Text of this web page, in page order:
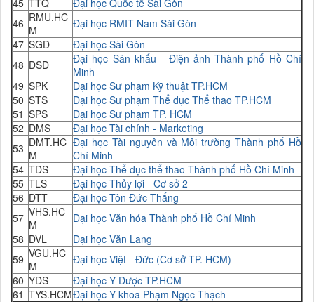
46 RMU.HC
M
Đại học RMIT Nam Sài Gòn
47 SGD
Đại học Sài Gòn
48 DSD
Đại học Sân khấu - Điện ảnh Thành phố Hồ Chí
Minh
49 SPK
Đại học Sư phạm Kỹ thuật TP.HCM
50 STS
Đại học Sư phạm Thể dục Thể thao TP.HCM
51 SPS
Đại học Sư phạm TP. HCM
52 DMS
Đại học Tài chính - Marketing
53 DMT.HC
M
Đại học Tài nguyên và Môi trường Thành phố Hồ
Chí Minh
54 TDS
Đại học Thể dục thể thao Thành phố Hồ Chí Minh
55 TLS
Đại học Thủy lợi - Cơ sở 2
56 DTT
Đại học Tôn Đức Thắng
57 VHS.HC
M
Đại học Văn hóa Thành phố Hồ Chí Minh
58 DVL
Đại học Văn Lang
59 VGU.HC
M
Đại học Việt - Đức (Cơ sở TP. HCM)
60 YDS
Đại học Y Dược TP.HCM
61 TYS.HCMĐại học Y khoa Phạm Ngọc Thạch